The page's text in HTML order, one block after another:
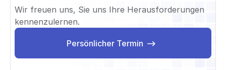
Wir freuen uns, Sie uns Ihre Herausforderungen
kennenzulernen.
Persönlicher Termin